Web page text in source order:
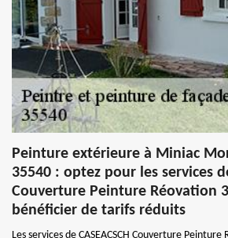
Peinture extérieure à Miniac
35540 : optez pour les services de
Couverture Peinture Réovation
bénéficier de tarifs réduits
Les services de CASEACSCH Couverture